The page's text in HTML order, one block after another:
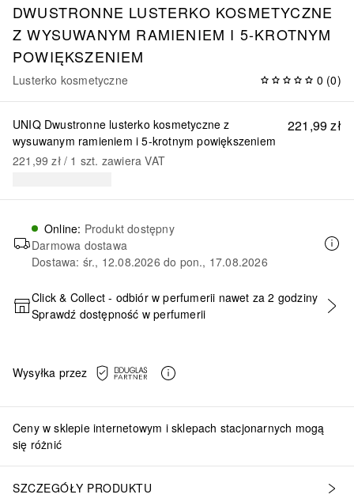
DWUSTRONNE LUSTERKO KOSMETYCZNE
Z WYSUWANYM RAMIENIEM I 5-KROTNYM
POWIĘKSZENIEM
Lusterko kosmetyczne 0 (0)
221,99 zł
UNIQ Dwustronne lusterko kosmetyczne z
wysuwanym ramieniem i 5-krotnym powiększeniem
221,99 zł / 1 szt. zawiera VAT
Online: Produkt dostępny
Darmowa dostawa
Dostawa: śr., 12.08.2026 do pon., 17.08.2026
DODAJ DO KOSZYKA
Click & Collect - odbiór w perfumerii nawet za 2 godziny
Sprawdź dostępność w perfumerii
Wysyłka przez
Ceny w sklepie internetowym i sklepach stacjonarnych mogą
się różnić
SZCZEGÓŁY PRODUKTU